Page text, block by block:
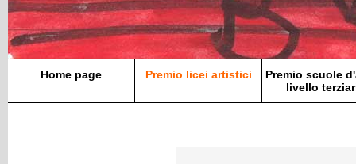
Home page Premio licei artistici
Premio scuole
livello